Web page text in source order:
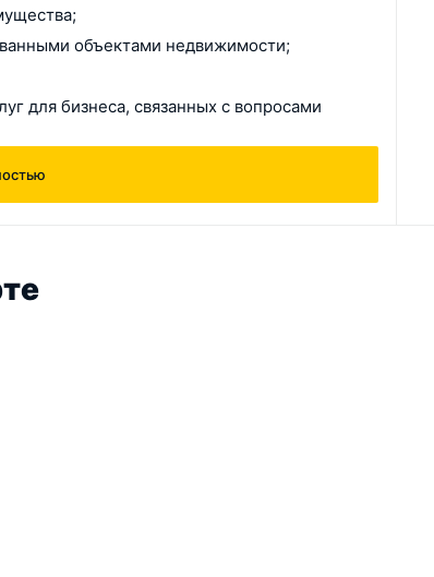
объектами недвижимости;
для бизнеса, связанных с вопросами
приступила к возведению своего первого